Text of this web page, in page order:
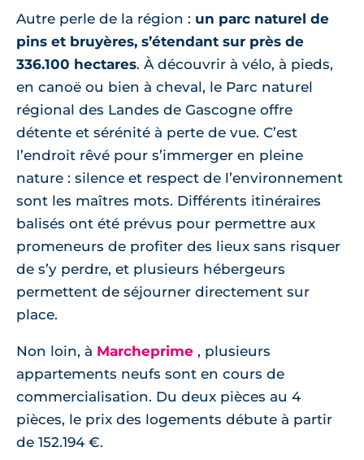
Autre perle de la région : un parc naturel de
pins et bruyères, s’étendant sur près de
336.100 hectares. À découvrir à vélo, à pieds,
en canoë ou bien à cheval, le Parc naturel
régional des Landes de Gascogne offre
détente et sérénité à perte de vue. C’est
l’endroit rêvé pour s’immerger en pleine
nature : silence et respect de l’environnement
sont les maîtres mots. Différents itinéraires
balisés ont été prévus pour permettre aux
promeneurs de profiter des lieux sans risquer
de s’y perdre, et plusieurs hébergeurs
permettent de séjourner directement sur
place.
Non loin, à Marcheprime , plusieurs
appartements neufs sont en cours de
commercialisation. Du deux pièces au 4
pièces, le prix des logements débute à partir
de 152.194 €.